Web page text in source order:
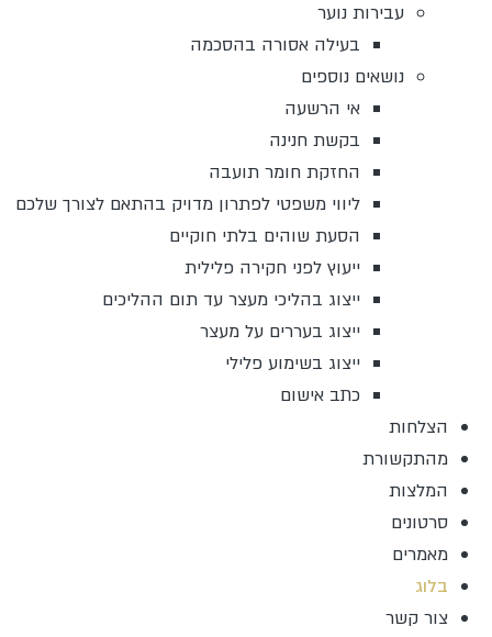
עבירות נוער
בעילה אסורה בהסכמה
נושאים נוספים
אי הרשעה
בקשת חנינה
החזקת חומר תועבה
ליווי משפטי לפתרון מדויק בהתאם לצורך שלכם
הסעת שוהים בלתי חוקיים
ייעוץ לפני חקירה פלילית
ייצוג בהליכי מעצר עד תום ההליכים
ייצוג בעררים על מעצר
ייצוג בשימוע פלילי
כתב אישום
הצלחות
מהתקשורת
המלצות
סרטונים
מאמרים
בלוג
צור קשר